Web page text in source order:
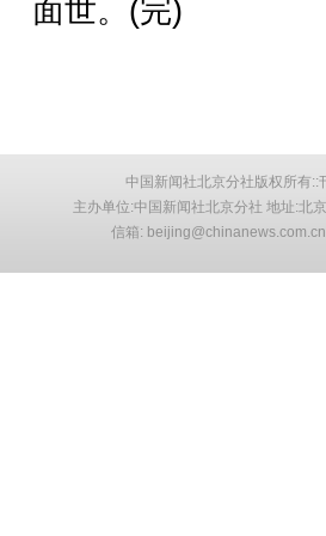
面世。(完)
中国新闻社北京分社版权所有::
主办单位:中国新闻社北京分社 地址:北
信箱: